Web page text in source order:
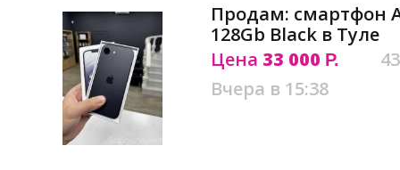
Продам: смартфон
128Gb Black в Туле
Цена 33 000 Р.
Вчера в 15:38